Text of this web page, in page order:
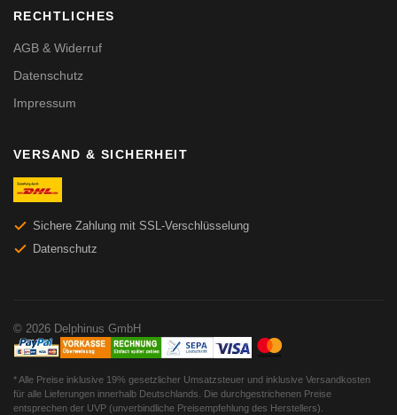
RECHTLICHES
AGB & Widerruf
Datenschutz
Impressum
VERSAND & SICHERHEIT
Sichere Zahlung mit SSL-Verschlüsselung
Datenschutz
© 2026 Delphinus GmbH
* Alle Preise inklusive 19% gesetzlicher Umsatzsteuer und inklusive Versandkosten
für alle Lieferungen innerhalb Deutschlands. Die durchgestrichenen Preise
entsprechen der UVP (unverbindliche Preisempfehlung des Herstellers).